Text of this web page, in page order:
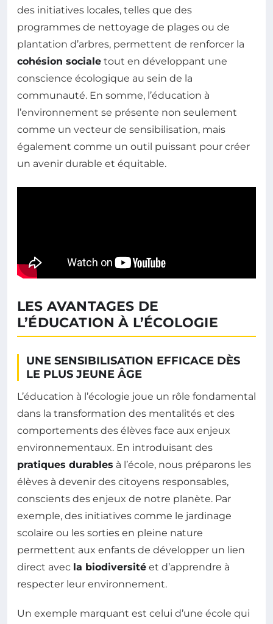
des initiatives locales, telles que des
programmes de nettoyage de plages ou de
plantation d’arbres, permettent de renforcer la
cohésion sociale tout en développant une
conscience écologique au sein de la
communauté. En somme, l’éducation à
l’environnement se présente non seulement
comme un vecteur de sensibilisation, mais
également comme un outil puissant pour créer
un avenir durable et équitable.
LES AVANTAGES DE
L’ÉDUCATION À L’ÉCOLOGIE
UNE SENSIBILISATION EFFICACE DÈS
LE PLUS JEUNE ÂGE
L’éducation à l’écologie joue un rôle fondamental
dans la transformation des mentalités et des
comportements des élèves face aux enjeux
environnementaux. En introduisant des
pratiques durables à l’école, nous préparons les
élèves à devenir des citoyens responsables,
conscients des enjeux de notre planète. Par
exemple, des initiatives comme le jardinage
scolaire ou les sorties en pleine nature
permettent aux enfants de développer un lien
direct avec la biodiversité et d’apprendre à
respecter leur environnement.
Un exemple marquant est celui d’une école qui